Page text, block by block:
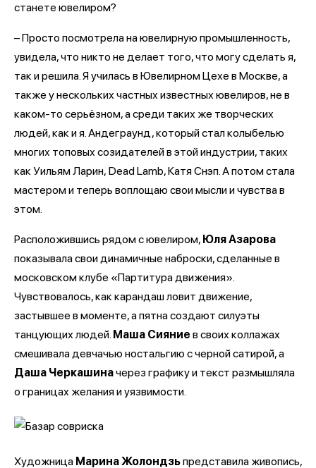
станете ювелиром?
– Просто посмотрела на ювелирную промышленность,
увидела, что никто не делает того, что могу сделать я,
так и решила. Я училась в Ювелирном Цехе в Москве, а
также у нескольких частных известных ювелиров, не в
каком-то серьёзном, а среди таких же творческих
людей, как и я. Андеграунд, который стал колыбелью
многих топовых созидателей в этой индустрии, таких
как Уильям Ларин, Dead Lamb, Катя Снэп. А потом стала
мастером и теперь воплощаю свои мысли и чувства в
этом.
Расположившись рядом с ювелиром, Юля Азарова
показывала свои динамичные наброски, сделанные в
московском клубе «Партитура движения».
Чувствовалось, как карандаш ловит движение,
застывшее в моменте, а пятна создают силуэты
танцующих людей. Маша Сияние в своих коллажах
смешивала девчачью ностальгию с черной сатирой, а
Даша Черкашиначерез графику и текст размышляла
о границах желания и уязвимости.
Художница Марина Жолондзьпредставила живопись,